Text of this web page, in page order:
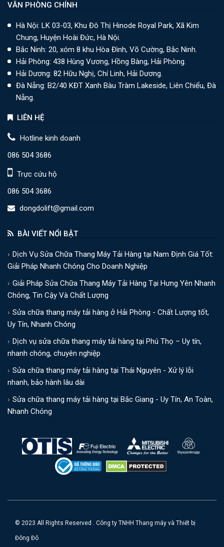
VĂN PHÒNG CHÍNH
Hà Nội: LK 03-03, Khu Đô Thị Hinode Royal Park, Xã Kim
Chung, Huyện Hoài Đức, Hà Nội.
Bắc Ninh: 20, xóm 8 khu Hòa Đình, Võ Cường, Bắc Ninh.
Hải Phòng: 438 Hùng Vương, Hồng Bàng, Hải Phòng.
Hải Dương: 82 Hữu Nghị, Chí Linh, Hải Dương.
Đà Nẵng: B2/40 KĐT Xanh Bàu Tràm Lakeside, Liên Chiểu, Đà
Nẵng.
LIÊN HỆ
Hotline kinh doanh
086 504 3686
Trực cứu hộ
086 504 3686
dongdolift@gmail.com
BÀI VIẾT NỔI BẬT
Dịch Vụ Sửa Chữa Thang Máy Tải Hàng tại Nam Định Giá Tốt:
Giải Pháp Nhanh Chóng Cho Doanh Nghiệp
Giải Pháp Sửa Chữa Thang Máy Tải Hàng Tại Hưng Yên Nhanh
Chóng, Tin Cậy Và Chất Lượng
Sửa chữa thang máy tải hàng ở Hải Phòng - Chất Lượng tốt,
Uy Tín, Nhanh Chóng
Dịch vụ sửa chữa thang máy tải hàng tại Phú Thọ – Uy tín,
nhanh chóng, chuyên nghiệp
Sửa chữa thang máy tải hàng tại Thái Nguyên - Xử lý lỗi
nhanh, bảo hành lâu dài
Sửa chữa thang máy tải hàng tại Bắc Giang - Uy Tín, An Toàn,
Nhanh Chóng
© 2023 All Rights Reserved . Công ty TNHH Thang máy và Thiết bị
Đông Đô